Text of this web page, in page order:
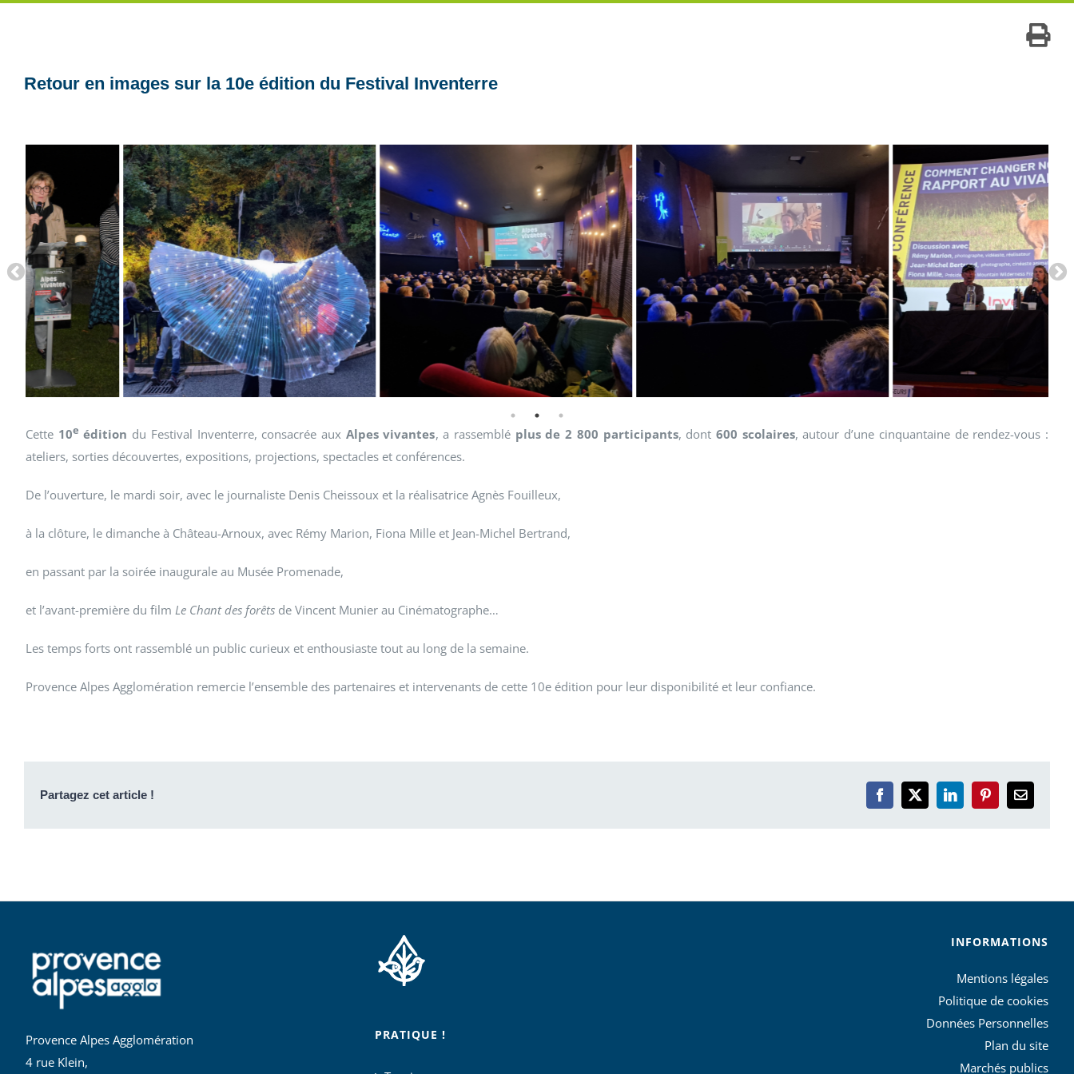
Retour en images sur la 10e édition du Festival Inventerre
Cette 10e édition du Festival Inventerre, consacrée aux Alpes vivantes, a rassemblé plus de 2 800 participants, dont600 scolaires, autour d’une cinquantaine de rendez-vous :
ateliers, sorties découvertes, expositions, projections, spectacles et conférences.
De l’ouverture, le mardi soir, avec le journaliste Denis Cheissoux et la réalisatrice Agnès Fouilleux,
à la clôture, le dimanche à Château-Arnoux, avec Rémy Marion, Fiona Mille et Jean-Michel Bertrand,
en passant par la soirée inaugurale au Musée Promenade,
et l’avant-première du film Le Chant des forêtsde Vincent Munier au Cinématographe…
Les temps forts ont rassemblé un public curieux et enthousiaste tout au long de la semaine.
Provence Alpes Agglomération remercie l’ensemble des partenaires et intervenants de cette 10e édition pour leur disponibilité et leur confiance.
Partagez cet article ! Facebook
X LinkedInPinterestEmail
Provence Alpes Agglomération
4 rue Klein,
PRATIQUE !
INFORMATIONS
Mentions légales
Politique de cookies
Données Personnelles
Plan du site
Marchés publics